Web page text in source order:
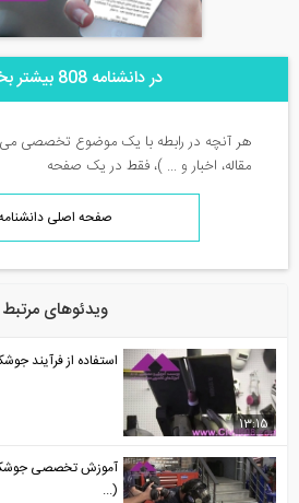
در دانشنامه 808 بیشتر بخوانید ...
هر آنچه در رابطه با یک موضوع تخصصی
مقاله، اخبار و ... )، فقط در یک صفحه
صفحه اصلی
ویدئوهای مرتبط
13:15
استفاده از فرآیند
(...